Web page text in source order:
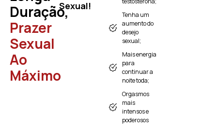
Duração,
Prazer
Sexual
Ao
Máximo
Sexual!
Tenha um
aumento do
desejo
sexual;
Mais energia
para
continuar a
noite toda;
Orgasmos
mais
intensos e
poderosos